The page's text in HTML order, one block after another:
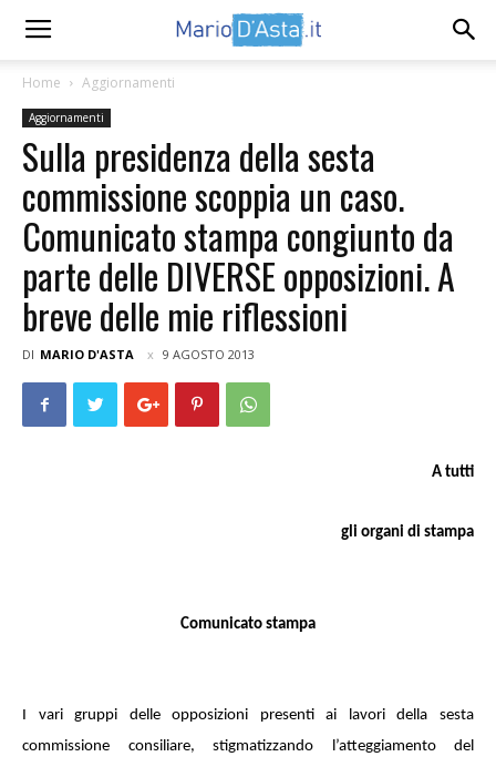
Home Aggiornamenti
Aggiornamenti
Sulla presidenza della sesta
commissione scoppia un caso.
Comunicato stampa congiunto da
parte delle DIVERSE opposizioni. A
breve delle mie riflessioni
DI MARIO D'ASTA 9 AGOSTO 2013
A tutti
gli organi di stampa
Comunicato stampa
I vari gruppi delle opposizioni presenti ai lavori della sesta
commissione consiliare, stigmatizzando l’atteggiamento del